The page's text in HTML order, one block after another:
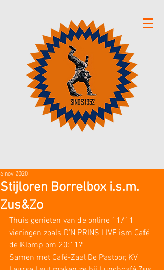
Stijloren Borrelbox i.s.m.
Zus&Zo
6 nov 2020
Thuis genieten van de online 11/11
vieringen zoals D'N PRINS LIVE ism Café
de Klomp om 20:11?
Samen met Café-Zaal De Pastoor, KV